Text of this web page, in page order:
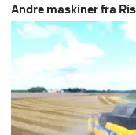
Andre maskiner fra